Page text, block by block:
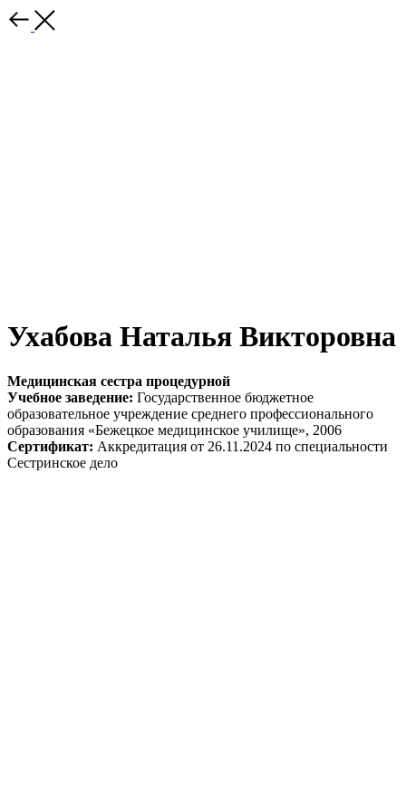
Ухабова Наталья Викторовна
Медицинская сестра процедурной
Учебное заведение: Государственное бюджетное
образовательное учреждение среднего профессионального
образования «Бежецкое медицинское училище», 2006
Сертификат: Аккредитация от 26.11.2024 по специальности
Сестринское дело